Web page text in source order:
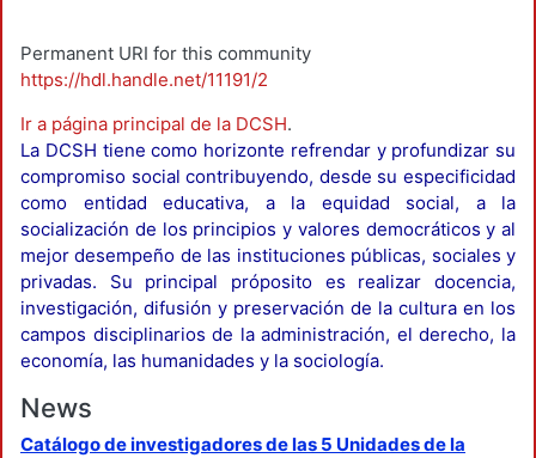
Permanent URI for this community
https://hdl.handle.net/11191/2
Ir a página principal de la DCSH.
La DCSH tiene como horizonte refrendar y profundizar su
compromiso social contribuyendo, desde su especificidad
como entidad educativa, a la equidad social, a la
socialización de los principios y valores democráticos y al
mejor desempeño de las instituciones públicas, sociales y
privadas. Su principal próposito es realizar docencia,
investigación, difusión y preservación de la cultura en los
campos disciplinarios de la administración, el derecho, la
economía, las humanidades y la sociología.
News
Catálogo de investigadores de las 5 Unidades de la